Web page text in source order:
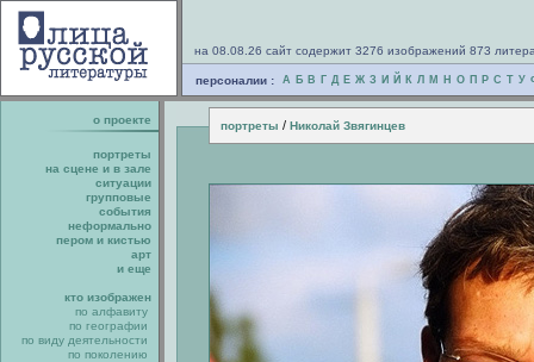
на 08.08.26 сайт содержит 3276 изображений 873
персоналии : А Б В Г Д Е Ж З И Й К Л М Н О П Р С Т У
о проекте портреты / Николай Звягинцев
портреты
на сцене и в зале
ситуации
групповые
события
неформально
пером и кистью
арт
и еще
кто изображен
по алфавиту
по географии
по виду деятельности
по поколению